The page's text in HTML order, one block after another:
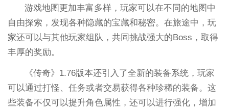
游戏地图更加丰富多样，玩家可以在不同的地图中
自由探索，发现各种隐藏的宝藏和秘密。在旅途中，玩
家还可以与其他玩家组队，共同挑战强大的Boss，取得
丰厚的奖励。
《传奇》1.76版本还引入了全新的装备系统，玩家
可以通过打怪、任务或者交易获得各种珍稀的装备。这
些装备不仅可以提升角色属性，还可以进行强化，增加